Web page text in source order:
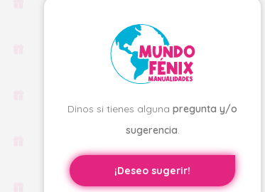
Dinos si tienes alguna pregunta y/o
sugerencia.
¡Deseo sugerir!